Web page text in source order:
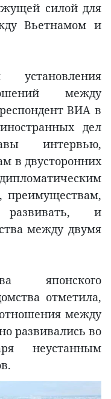
силой для
Вьетнамом и
между
ВИА в
дел
интервью,
в двусторонних
преимуществам,
развивать, и
между двумя
японского
отметила,
между
развивались во
неустанным